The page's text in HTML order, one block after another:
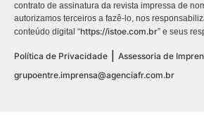
contrato de assinatura da revista impressa de
autorizamos terceiros a fazê-lo, nos
conteúdo digital “https://istoe.com.br” e seus
Política de Privacidade
Assessoria de
grupoentre.imprensa@agenciafr.com.br